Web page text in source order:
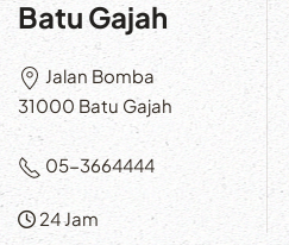
Batu Gajah
Jalan Bomba
31000 Batu Gajah
05-3664444
24 Jam